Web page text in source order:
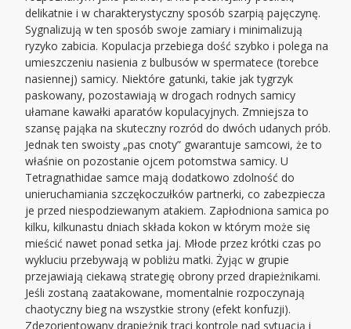
delikatnie i w charakterystyczny sposób szarpią pajęczynę.
Sygnalizują w ten sposób swoje zamiary i minimalizują
ryzyko zabicia. Kopulacja przebiega dość szybko i polega na
umieszczeniu nasienia z bulbusów w spermatece (torebce
nasiennej) samicy. Niektóre gatunki, takie jak tygrzyk
paskowany, pozostawiają w drogach rodnych samicy
ułamane kawałki aparatów kopulacyjnych. Zmniejsza to
szansę pająka na skuteczny rozród do dwóch udanych prób.
Jednak ten swoisty „pas cnoty” gwarantuje samcowi, że to
właśnie on pozostanie ojcem potomstwa samicy. U
Tetragnathidae samce mają dodatkowo zdolność do
unieruchamiania szczękoczułków partnerki, co zabezpiecza
je przed niespodziewanym atakiem. Zapłodniona samica po
kilku, kilkunastu dniach składa kokon w którym może się
mieścić nawet ponad setka jaj. Młode przez krótki czas po
wykluciu przebywają w pobliżu matki. Żyjąc w grupie
przejawiają ciekawą strategię obrony przed drapieżnikami.
Jeśli zostaną zaatakowane, momentalnie rozpoczynają
chaotyczny bieg na wszystkie strony (efekt konfuzji).
Zdezorientowany drapieżnik traci kontrolę nad sytuacją i